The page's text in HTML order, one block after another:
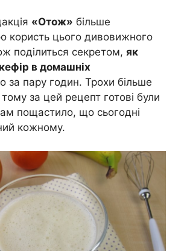
«Отож» більше
користь цього дивовижного
поділиться секретом, як
в домашніх
за пару годин. Трохи більше
за цей рецепт готові були
пощастило, що сьогодні
кожному.